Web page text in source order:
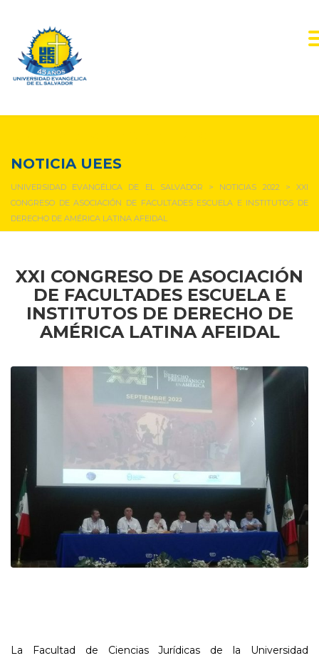
NOTICIA UEES
UNIVERSIDAD EVANGÉLICA DE EL SALVADOR > NOTICIAS 2022>XXI
CONGRESO DE ASOCIACIÓN DE FACULTADES ESCUELA E INSTITUTOS DE
DERECHO DE AMÉRICA LATINA AFEIDAL
XXI CONGRESO DE ASOCIACIÓN
DE FACULTADES ESCUELA E
INSTITUTOS DE DERECHO DE
AMÉRICA LATINA AFEIDAL
La Facultad de Ciencias Jurídicas de la Universidad